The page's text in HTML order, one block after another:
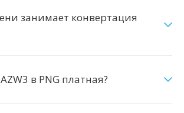
занимает конвертация
в PNG платная?